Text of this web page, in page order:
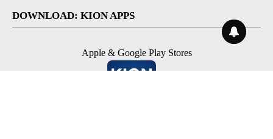
DOWNLOAD: KION APPS
Apple & Google Play Stores